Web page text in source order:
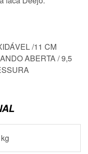
/11 CM
ABERTA / 9,5